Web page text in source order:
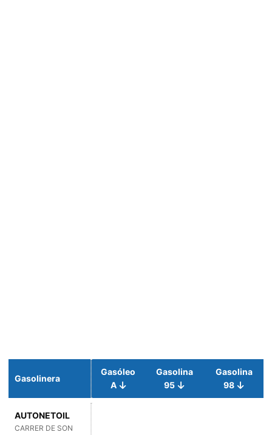
Gasolinera
Gasóleo
A
Gasolina
95
Gasolina
98
AUTONETOIL
CARRER DE SON